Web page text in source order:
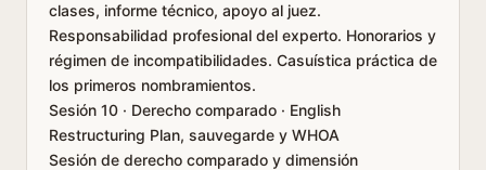
clases, informe técnico, apoyo al juez.
Responsabilidad profesional del experto. Honorarios y
régimen de incompatibilidades. Casuística práctica de
los primeros nombramientos.
Sesión 10 · Derecho comparado · English
Restructuring Plan, sauvegarde y WHOA
Sesión de derecho comparado y dimensión